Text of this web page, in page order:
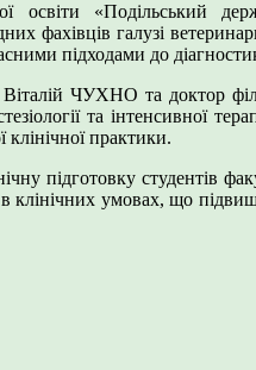
освіти «Подільський
фахівців галузі
підходами до
Віталій ЧУХНО та доктор
та інтенсивної
практики.
підготовку студентів
умовах, що